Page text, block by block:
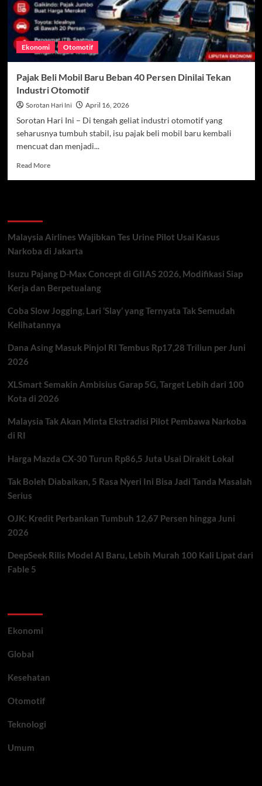
Ekonomi Otomotif
Pajak Beli Mobil Baru Beban 40 Persen Dinilai Tekan
Industri Otomotif
Sorotan Hari Ini April 16, 2026
Sorotan Hari Ini – Di tengah geliat industri otomotif yang
seharusnya tumbuh stabil, isu pajak beli mobil baru kembali
mencuat dan menjadi...
Read MoreRead
Beban
40
Dinilai
Tekan
Otomotif
Malaysia Airlines Wajibkan Tes Urine Pilot Usai Kasus
Narkoba di Jakarta
Isuzu Pajang D-Max Concept di GIIAS 2026, Modifikasi Siap
Kerja dan Berpetualang
Coba Slow Jogging, Lari ‘Slay’ yang Ternyata Tak Semudah
Kelihatannya
Dana Asing Masuk Pinjol RI Tembus Rp17,28 Triliun per Juni
2026
XLSmart Semakin Ambisius Garap 5G, Target Lebih dari 100
Kota di 2026
Malaysia Tak Akan Minta Ekstradisi Pilot Pembawa Narkoba
di RI
Harga Mazda CX-30 Turun Rp86,5 Juta Usai Dirakit Lokal
Tak Boleh Diabaikan, 5 Rasa Nyeri Ini Bisa Jadi Tanda Masalah
Serius
OJK: Kredit Perbankan Tumbuh 12,67 Persen hingga Juni
2026
DeepSeek Rilis Model AI Baru, Lebih Murah 100 Kali Lipat dari
Fable 5
Ekonomi
Global
Kesehatan
Otomotif
Teknologi
Umum